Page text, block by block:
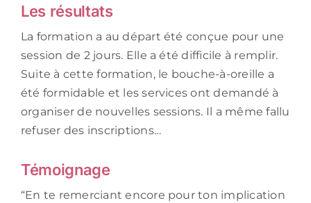
Les résultats
La formation a au départ été conçue pour une
session de 2 jours. Elle a été difficile à remplir.
Suite à cette formation, le bouche-à-oreille a
été formidable et les services ont demandé à
organiser de nouvelles sessions. Il a même fallu
refuser des inscriptions…
Témoignage
“En te remerciant encore pour ton implication